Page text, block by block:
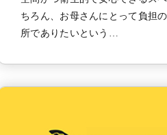
ちろん、お母さんにとって負担
所でありたいという…